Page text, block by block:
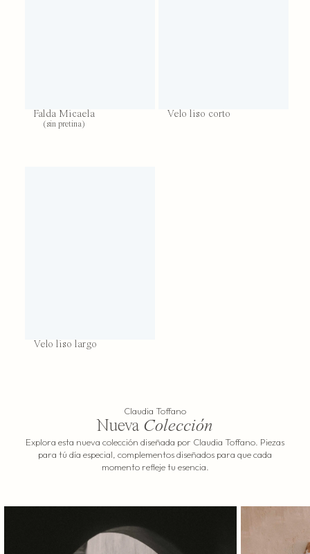
Falda Micaela
(sin pretina)
Velo liso corto
Velo liso largo
Claudia Toffano
Nueva Colección
Explora esta nueva colección diseñada por Claudia Toffano. Piezas
para tú día especial, complementos diseñados para que cada
momento refleje tu esencia.